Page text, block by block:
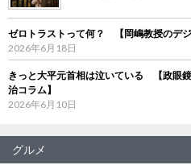
ゼロトラストって何？ 【岡嶋教授のデジ
2026年6月18日
きっと大平元首相は泣いている 【政眼
治コラム】
2026年6月10日
グルメ